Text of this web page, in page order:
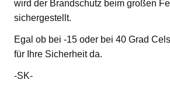
wird der Brandschutz beim großen
sichergestellt.
Egal ob bei -15 oder bei 40 Grad
für Ihre Sicherheit da.
-SK-